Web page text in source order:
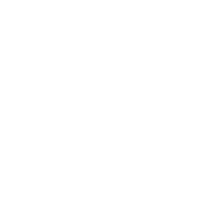
SG1048 Switch Gigabit 48 Ports